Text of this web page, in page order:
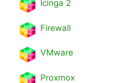
Icinga 2
Firewall
VMware
Proxmox